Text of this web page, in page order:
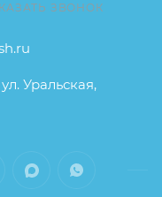
ЗВОНОК
Уральская,